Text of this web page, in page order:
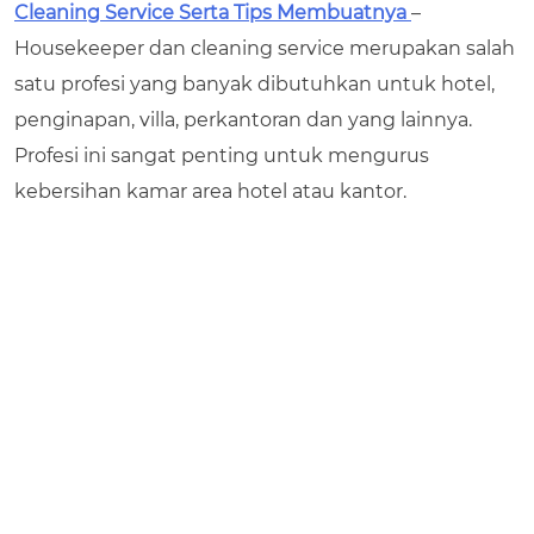
Cleaning Service Serta Tips Membuatnya –
Housekeeper dan cleaning service merupakan salah
satu profesi yang banyak dibutuhkan untuk hotel,
penginapan, villa, perkantoran dan yang lainnya.
Profesi ini sangat penting untuk mengurus
kebersihan kamar area hotel atau kantor.